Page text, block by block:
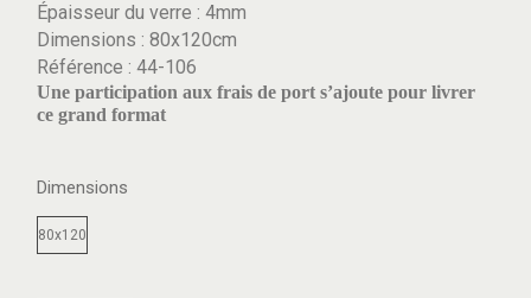
Épaisseur du verre : 4mm
Dimensions : 80x120cm
Référence : 44-106
Une participation aux frais de port s’ajoute pour livrer
ce grand format
Dimensions
80x120